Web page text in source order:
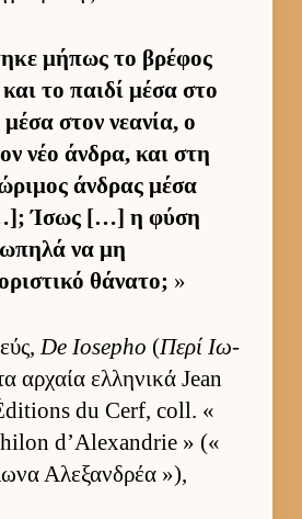
μήπως το βρέφος
το παιδί μέσα στο
στον νεανία, ο
νέο άν­δρα, και στη
άν­δρας μέσα
Ίσως […] η φύση
να μη
θάνατο; »
De Iosepho (Περί Ιω­
αρ­χαία ελ­ληνικά Jean
du Cerf, coll. «
d’Alexandrie » («
Αλεξαν­δρέα »),